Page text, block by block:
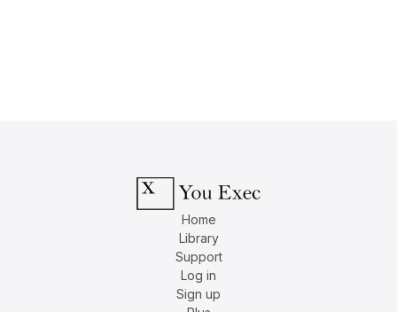
Home
Library
Support
Log in
Sign up